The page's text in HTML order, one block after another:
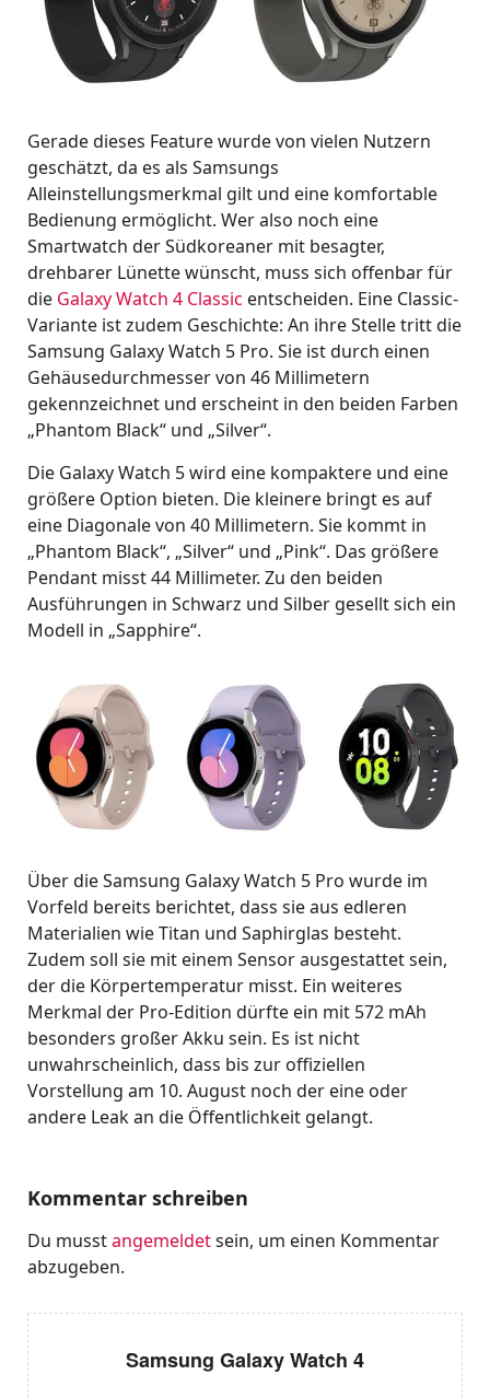
Gerade dieses Feature wurde von vielen Nutzern
geschätzt, da es als Samsungs
Alleinstellungsmerkmal gilt und eine komfortable
Bedienung ermöglicht. Wer also noch eine
Smartwatch der Südkoreaner mit besagter,
drehbarer Lünette wünscht, muss sich offenbar für
die Galaxy Watch 4 Classic entscheiden. Eine Classic-
Variante ist zudem Geschichte: An ihre Stelle tritt die
Samsung Galaxy Watch 5 Pro. Sie ist durch einen
Gehäusedurchmesser von 46 Millimetern
gekennzeichnet und erscheint in den beiden Farben
„Phantom Black“ und „Silver“.
Die Galaxy Watch 5 wird eine kompaktere und eine
größere Option bieten. Die kleinere bringt es auf
eine Diagonale von 40 Millimetern. Sie kommt in
„Phantom Black“, „Silver“ und „Pink“. Das größere
Pendant misst 44 Millimeter. Zu den beiden
Ausführungen in Schwarz und Silber gesellt sich ein
Modell in „Sapphire“.
Über die Samsung Galaxy Watch 5 Pro wurde im
Vorfeld bereits berichtet, dass sie aus edleren
Materialien wie Titan und Saphirglas besteht.
Zudem soll sie mit einem Sensor ausgestattet sein,
der die Körpertemperatur misst. Ein weiteres
Merkmal der Pro-Edition dürfte ein mit 572 mAh
besonders großer Akku sein. Es ist nicht
unwahrscheinlich, dass bis zur offiziellen
Vorstellung am 10. August noch der eine oder
andere Leak an die Öffentlichkeit gelangt.
Kommentar schreiben
Du musstangemeldetsein, um einen Kommentar
abzugeben.
Samsung Galaxy Watch 4